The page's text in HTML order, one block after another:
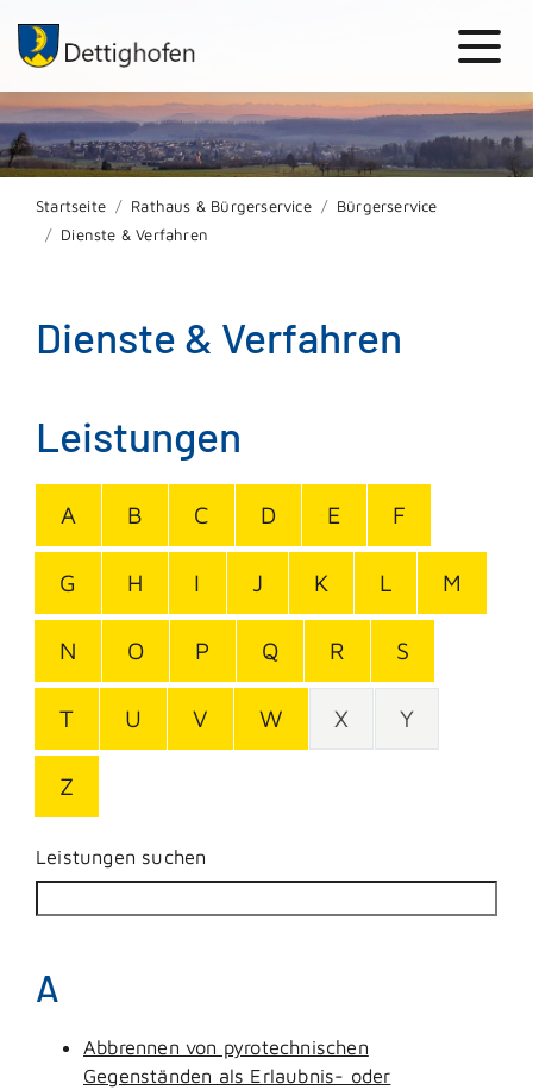
Startseite Rathaus & Bürgerservice
Bürgerservice
Dienste & Verfahren
Dienste & Verfahren
Leistungen
A B C D E F
G H I J K L M
N O P Q R S
T U V W X Y
Z
Leistungen suchen
A
Abbrennen von pyrotechnischen
Gegenständen als Erlaubnis- oder